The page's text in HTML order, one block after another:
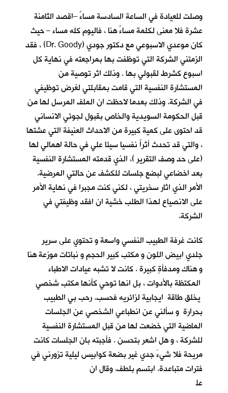
وصلت للعيادة في الساعة السادسة مساءً –اقصد الثامنة
عشرة فلا معنى لكلمة مساءً هنا ، فاليوم كله مساء – حيث
كان موعدي الاسبوعي مع دكتور جودي (Dr. Goody) ، فقد
الزمتني الشركة التي توظفت بها بمراجعته في نهاية كل
اسبوع كشرط لقبولي بها . وذلك اثر توصية من
المستشارة النفسية التي قامت بمقابلتي لغرض توظيفي
في الشركة. وذلك بعدما لاحظت ان الملف المرسل لها من
قبل الحكومة السويدية والخاص بقبول لجوئي الانساني
قد احتوى على كمية كبيرة من الاحداث العنيفة التي عشتها
، والتي قد تحدث أثراً نفسيا سيئا علي في حالة اهمالي لها
(على حد وصف التقرير )، الذي قدمته المستشارة النفسية
بعد اخضاعي لبضع جلسات للكشف عن حالتي المرضية.
الأمر الذي اثار سخريتي ، لكني كنت مجبرا في نهاية الأمر
على الانصياع لهذا الطلب خشية ان افقد وظيفتي في
الشركة.
كانت غرفة الطبيب النفسي واسعة و تحتوي على سرير
جلدي ابيض اللون و مكتب كبير الحجم و نباتات موزعة هنا
و هناك ومدفأةٍ كبيرة . كانت لا تشبه عيادات الاطباء
المكتظة بالأدوات ، بل انها توحي كأنها مكتب شخصي
يخلق طاقة ايجابية لزائريه فحسب. رحب بي الطبيب
بحرارة و سألني عن انطباعي الشخصي عن الجلسات
الماضية التي خضعت لها من قبل المستشارة النفسية
للشركة ، و هل اشعر بتحسن . فأجبته بان الجلسات كانت
مريحة فلا شيءَ جدي غير بضعة كوابيس ليلية تزورني في
فترات متباعدة. ابتسم بلطف، وقال ان
عل